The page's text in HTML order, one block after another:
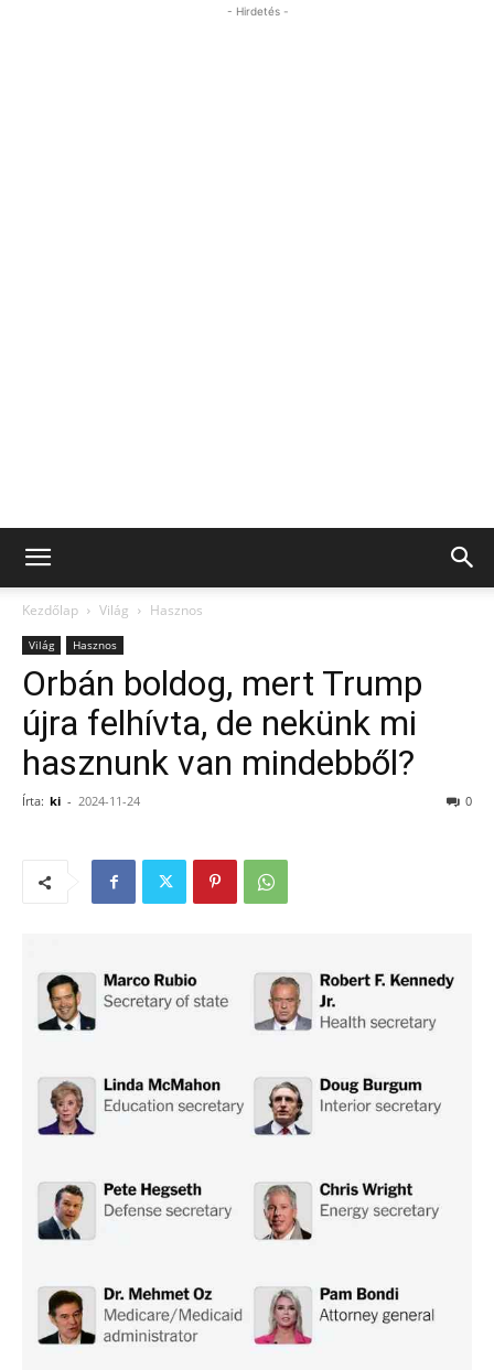
- Hirdetés -
Kezdőlap Világ Hasznos
Világ Hasznos
Orbán boldog, mert Trump
újra felhívta, de nekünk mi
hasznunk van mindebből?
Írta: ki - 2024-11-24 0